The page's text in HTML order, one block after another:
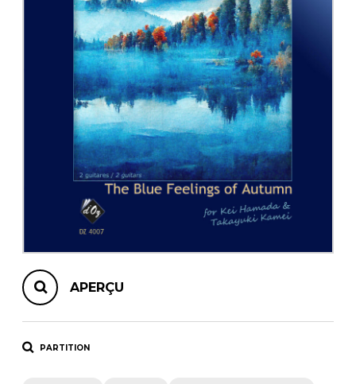
AUTRES PRODUITS
APERÇU
PARTITION